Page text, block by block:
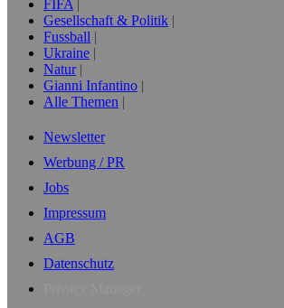
FIFA
Gesellschaft & Politik
Fussball
Ukraine
Natur
Gianni Infantino
Alle Themen
Newsletter
Werbung / PR
Jobs
Impressum
AGB
Datenschutz